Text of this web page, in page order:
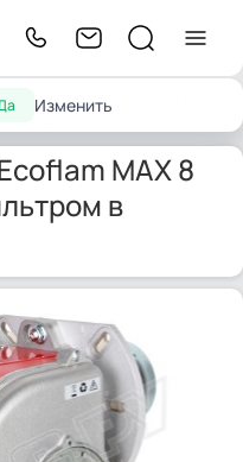
Изменить
горелка Ecoflam MAX 8 TC HT CV
MAX 8
в